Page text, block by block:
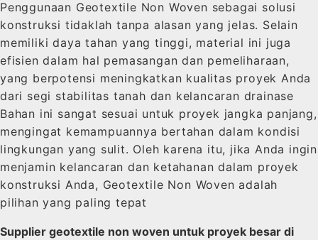
Penggunaan Geotextile Non Woven sebagai solusi
konstruksi tidaklah tanpa alasan yang jelas. Selain
memiliki daya tahan yang tinggi, material ini juga
efisien dalam hal pemasangan dan pemeliharaan,
yang berpotensi meningkatkan kualitas proyek Anda
dari segi stabilitas tanah dan kelancaran drainase
Bahan ini sangat sesuai untuk proyek jangka panjang,
mengingat kemampuannya bertahan dalam kondisi
lingkungan yang sulit. Oleh karena itu, jika Anda ingin
menjamin kelancaran dan ketahanan dalam proyek
konstruksi Anda, Geotextile Non Woven adalah
pilihan yang paling tepat
Supplier geotextile non woven untuk proyek besar di